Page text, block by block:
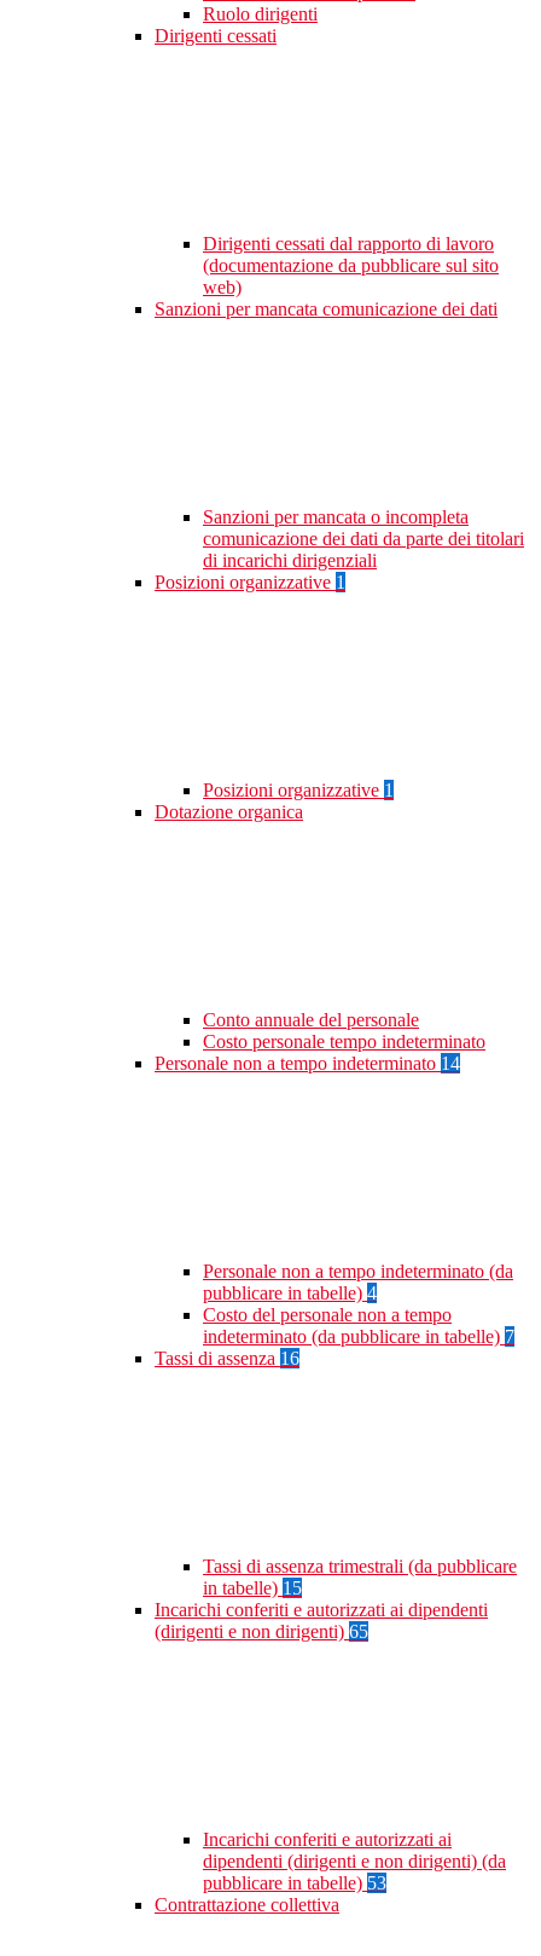
Ruolo dirigenti
Dirigenti cessati
Dirigenti cessati dal rapporto di lavoro
(documentazione da pubblicare sul sito
web)
Sanzioni per mancata comunicazione dei dati
Sanzioni per mancata o incompleta
comunicazione dei dati da parte dei titolari
di incarichi dirigenziali
Posizioni organizzative 1
Posizioni organizzative 1
Dotazione organica
Conto annuale del personale
Costo personale tempo indeterminato
Personale non a tempo indeterminato 14
Personale non a tempo indeterminato (da
pubblicare in tabelle) 4
Costo del personale non a tempo
indeterminato (da pubblicare in tabelle) 7
Tassi di assenza 16
Tassi di assenza trimestrali (da pubblicare
in tabelle) 15
Incarichi conferiti e autorizzati ai dipendenti
(dirigenti e non dirigenti) 65
Incarichi conferiti e autorizzati ai
dipendenti (dirigenti e non dirigenti) (da
pubblicare in tabelle) 53
Contrattazione collettiva